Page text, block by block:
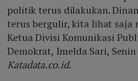
politik terus dilakukan.
terus bergulir, kita lihat saja
Ketua Divisi Komunikasi
Demokrat, Imelda Sari,
Katadata.co.id.